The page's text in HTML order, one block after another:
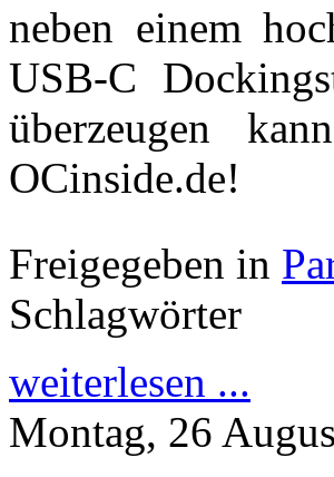
neben einem
USB-C
überzeugen
OCinside.de!
Freigegeben in
Schlagwörter
weiterlesen ...
Montag, 26